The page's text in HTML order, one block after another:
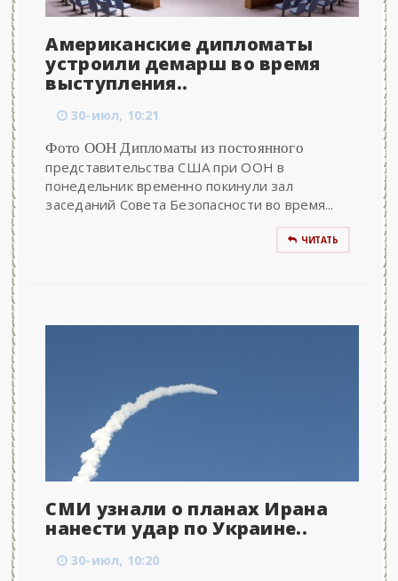
Американские дипломаты
устроили демарш во время
выступления..
30-июл, 10:21
Фото ООН Дипломаты из постоянного
представительства США при ООН в
понедельник временно покинули зал
заседаний Совета Безопасности во время...
ЧИТАТЬ
СМИ узнали о планах Ирана
нанести удар по Украине..
30-июл, 10:20